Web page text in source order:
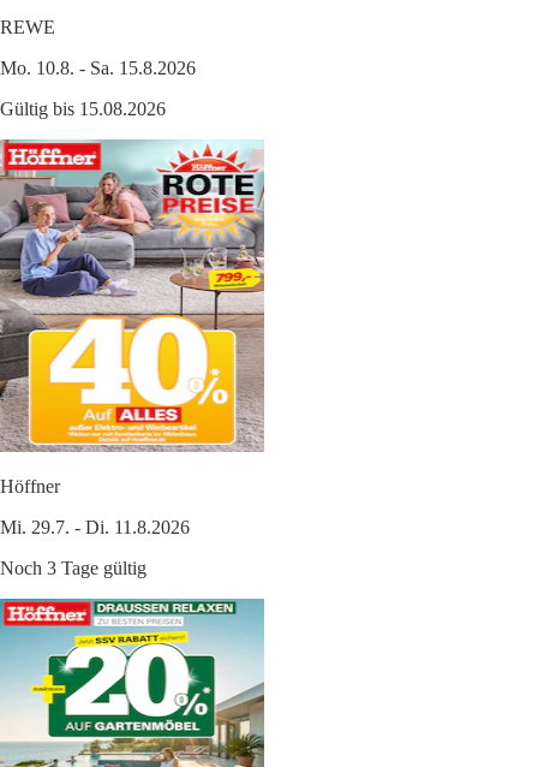
REWE
Mo. 10.8. - Sa. 15.8.2026
Gültig bis 15.08.2026
Höffner
Mi. 29.7. - Di. 11.8.2026
Noch 3 Tage gültig